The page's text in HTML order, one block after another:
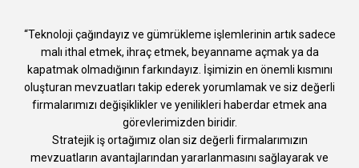
“Teknoloji çağındayız ve gümrükleme işlemlerinin artık sadece
malı ithal etmek, ihraç etmek, beyanname açmak ya da
kapatmak olmadığının farkındayız. İşimizin en önemli kısmını
oluşturan mevzuatları takip ederek yorumlamak ve siz değerli
firmalarımızı değişiklikler ve yenilikleri haberdar etmek ana
görevlerimizden biridir.
Stratejik iş ortağımız olan siz değerli firmalarımızın
mevzuatların avantajlarından yararlanmasını sağlayarak ve